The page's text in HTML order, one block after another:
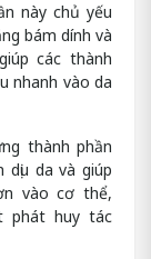
này chủ yếu
bám dính và
các thành
nhanh vào da
thành phần
da và giúp
vào cơ thể,
phát huy tác